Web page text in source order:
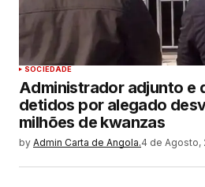
SOCIEDADE
Administrador adjunto e
detidos por alegado
milhões de kwanzas
by Admin Carta de Angola.4 de Agosto,